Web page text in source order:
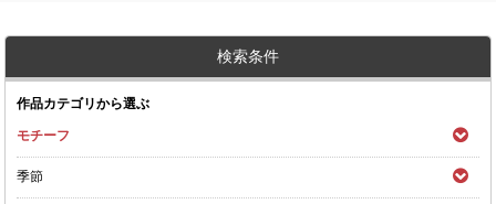
検索条件
作品カテゴリから選ぶ
モチーフ
季節